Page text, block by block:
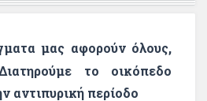
μας αφορούν όλους,
το οικόπεδο
αντιπυρική περίοδο